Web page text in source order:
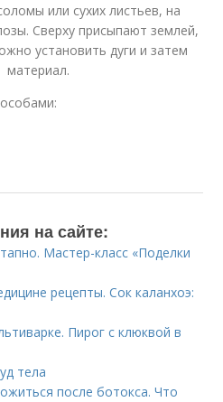
или сухих листьев, на
Сверху присыпают землей,
установить дуги и затем
материал.
на сайте:
Мастер-класс «Поделки
рецепты. Сок каланхоэ:
Пирог с клюквой в
тела
после ботокса. Что